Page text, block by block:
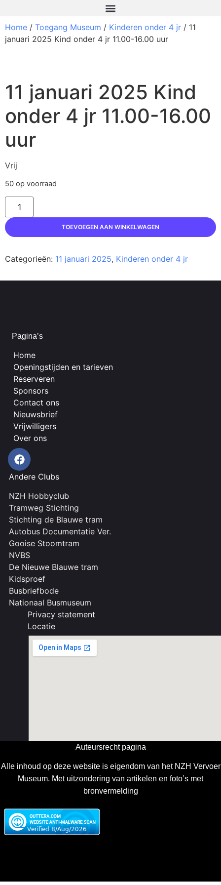
Home / Toegang Museum / Kinderen onder 4 jr / 11
januari 2025 Kind onder 4 jr 11.00-16.00 uur
11 januari 2025 Kind
onder 4 jr 11.00-16.00
uur
Vrij
50 op voorraad
TOEVOEGEN AAN WINKELWAGEN
Categorieën: 11 januari 2025, Kinderen onder 4 jr
Pagina’s
Home
Openingstijden en tarieven
Reserveren
Sponsors
Contact ons
Nieuwsbrief
Vrijwilligers
Over ons
Andere Clubs
NZH Hobbyclub
Tramweg Stichting
Stichting de Blauwe tram
Autobus Documentatie Ver.
Gooise Stoomtram
NVBS
De Nieuwe Blauwe tram
Kidsproef
Busbriefbode
Nationaal Busmuseum
Privacy statement
Locatie
Auteursrecht pagina
Alle inhoud op deze website is eigendom van het NZH Vervoer
Museum. Met uitzondering van artikelen en foto’s met
bronvermelding